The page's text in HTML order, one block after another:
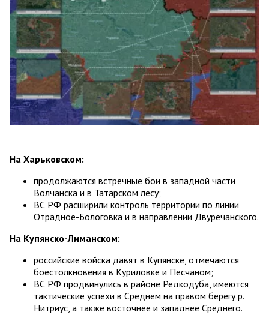
На Харьковском:
продолжаются встречные бои в западной части
Волчанска и в Татарском лесу;
ВС РФ расширили контроль территории по линии
Отрадное-Бологовка и в направлении Двуречанского.
На Купянско-Лиманском:
российские войска давят в Купянске, отмечаются
боестолкновения в Куриловке и Песчаном;
ВС РФ продвинулись в районе Редкодуба, имеются
тактические успехи в Среднем на правом берегу р.
Нитриус, а также восточнее и западнее Среднего.